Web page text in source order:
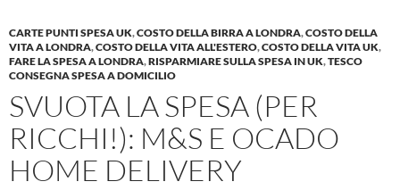
CARTE PUNTI SPESA UK,COSTO DELLA BIRRA A LONDRA,COSTO DELLA
VITA A LONDRA,COSTO DELLA VITA ALL'ESTERO,COSTO DELLA VITA UK,
FARE LA SPESA A LONDRA,RISPARMIARE SULLA SPESA IN UK,TESCO
CONSEGNA SPESA A DOMICILIO
SVUOTA LA SPESA (PER
RICCHI!): M&S E OCADO
HOME DELIVERY